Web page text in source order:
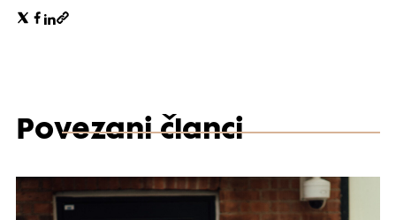
Povezani članci